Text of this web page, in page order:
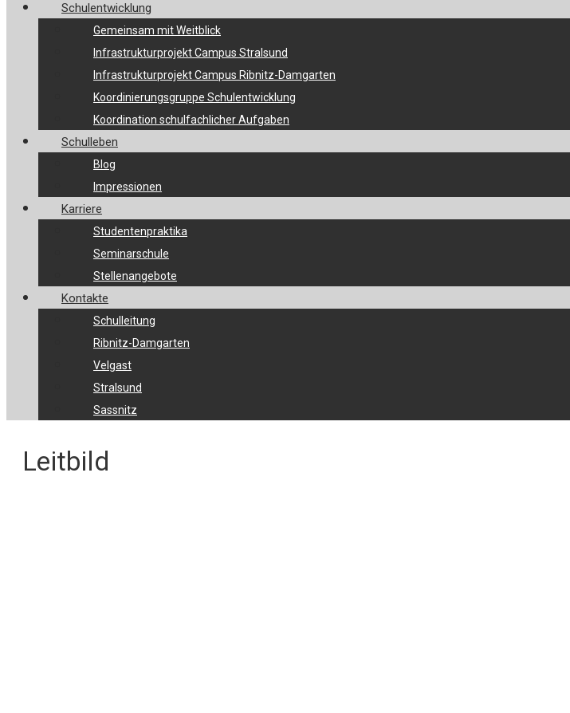
Schulentwicklung
Gemeinsam mit Weitblick
Infrastrukturprojekt Campus Stralsund
Infrastrukturprojekt Campus Ribnitz-Damgarten
Koordinierungsgruppe Schulentwicklung
Koordination schulfachlicher Aufgaben
Schulleben
Blog
Impressionen
Karriere
Studentenpraktika
Seminarschule
Stellenangebote
Kontakte
Schulleitung
Ribnitz-Damgarten
Velgast
Stralsund
Sassnitz
Leitbild